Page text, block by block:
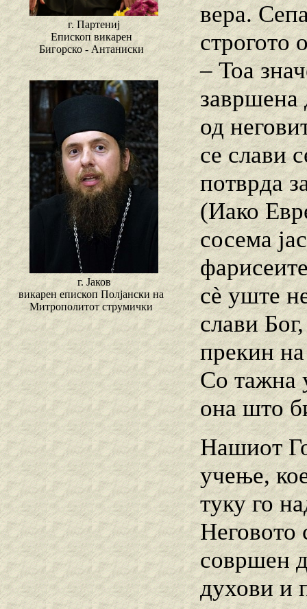
г. Партениј
Епископ викарен
Бигорско - Антаниски
г. Јаков
викарен епископ Полјански на
Митрополитот струмички
вера.
строгото
– Тоа
завршена
од
се слави
потврда
(Иако
сосема
сè уште
слави
прекин
Со тажна
она што
Нашиот
учење,
туку го
Неговото
совршен
духови и